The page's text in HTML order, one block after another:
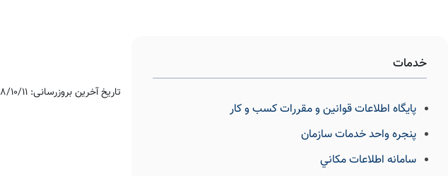
خدمات
پايگاه اطلاعات قوانين و مقررات كسب و كار
پنجره واحد خدمات سازمان
سامانه اطلاعات مكاني
تاریخ آخرین بروزرسانی: 1278/10/11 -